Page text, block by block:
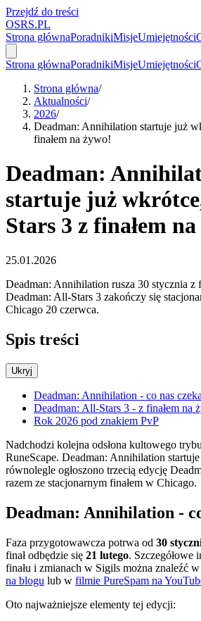
Przejdź do treści
OSRS.PL
Strona głównaPoradnikiMisjeUmiejętności
Strona głównaPoradnikiMisjeUmiejętności
Strona główna/
Aktualności/
2026/
Deadman: Annihilation startuje już
finałem na żywo!
Deadman:
startuje już
Stars 3 z finałem
25.01.2026
Deadman: Annihilation rusza 30 stycznia z
Deadman: All-Stars 3 zakończy się
Chicago 20 czerwca.
Spis treści
Ukryj
Deadman: Annihilation - co nas
Deadman: All-Stars 3 - z finałem na
Rok 2026 pod znakiem PvP
Nadchodzi kolejna odsłona kultowego
RuneScape. Deadman: Annihilation
równolegle ogłoszono trzecią edycję
razem ze stacjonarnym finałem w Chicago.
Deadman: Annihilation -
Faza przygotowawcza potrwa od 30
finał odbędzie się 21 lutego. Szczegółowe
finału i zmianach w Sigils można znaleźć w
na blogu lub w filmie PureSpam na
Oto najważniejsze elementy tej edycji: